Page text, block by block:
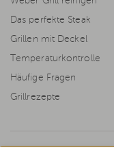
Das perfekte Steak
Grillen mit Deckel
Temperaturkontrolle
Häufige Fragen
Grillrezepte